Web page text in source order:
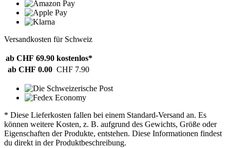
Versandkosten für Schweiz
ab CHF 69.90 kostenlos*
ab CHF 0.00 CHF 7.90
* Diese Lieferkosten fallen bei einem Standard-Versand an. Es
können weitere Kosten, z. B. aufgrund des Gewichts, Größe oder
Eigenschaften der Produkte, entstehen. Diese Informationen findest
du direkt in der Produktbeschreibung.